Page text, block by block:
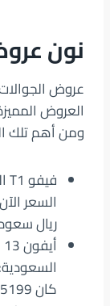
نون
عروض
العروض
ومن أهم تلك
ريال
كان 5199 ريال سعودي.